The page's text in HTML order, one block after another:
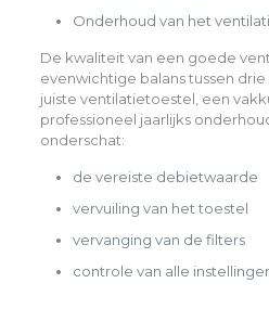
Onderhoud van het
De kwaliteit van een goede
evenwichtige balans tussen drie
juiste ventilatietoestel, een
professioneel jaarlijks
onderschat:
de vereiste debietwaarde
vervuiling van het toestel
vervanging van de filters
controle van alle